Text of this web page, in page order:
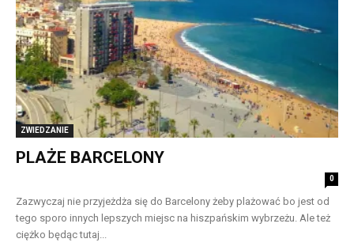
ZWIEDZANIE
PLAŻE BARCELONY
0
Zazwyczaj nie przyjeżdża się do Barcelony żeby plażować bo jest od
tego sporo innych lepszych miejsc na hiszpańskim wybrzeżu. Ale też
ciężko będąc tutaj...